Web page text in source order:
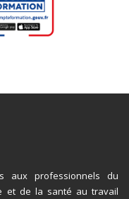
aux professionnels du
et de la santé au travail